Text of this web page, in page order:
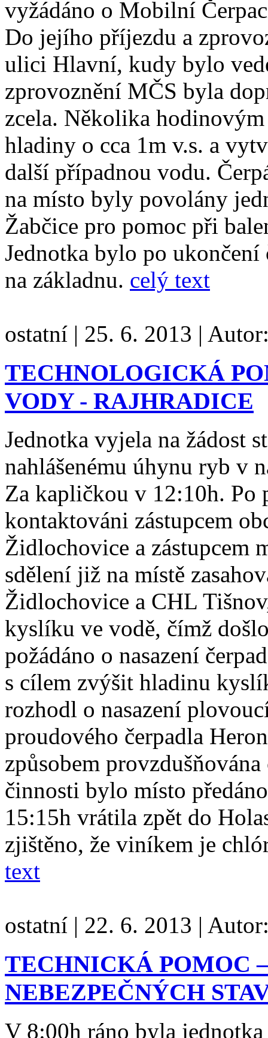
vyžádáno o Mobilní
Do jejího příjezdu a
ulici Hlavní, kudy bylo
zprovoznění MČS byla
zcela. Několika
hladiny o cca 1m v.s. a
další případnou vodu.
na místo byly povolány
Žabčice pro pomoc při
Jednotka bylo po
na základnu. celý text
ostatní | 25. 6. 2013 |
TECHNOLOGICKÁ
VODY - RAJHRADICE
Jednotka vyjela na žádost
nahlášenému úhynu ryb v
Za kapličkou v 12:10h. Po
kontaktováni zástupcem
Židlochovice a zástupcem
sdělení již na místě
Židlochovice a CHL
kyslíku ve vodě, čímž
požádáno o nasazení
s cílem zvýšit hladinu
rozhodl o nasazení
proudového čerpadla
způsobem
činnosti bylo místo
15:15h vrátila zpět do
zjištěno, že viníkem je
text
ostatní | 22. 6. 2013 |
TECHNICKÁ POMOC
NEBEZPEČNÝCH
V 8:00h ráno byla